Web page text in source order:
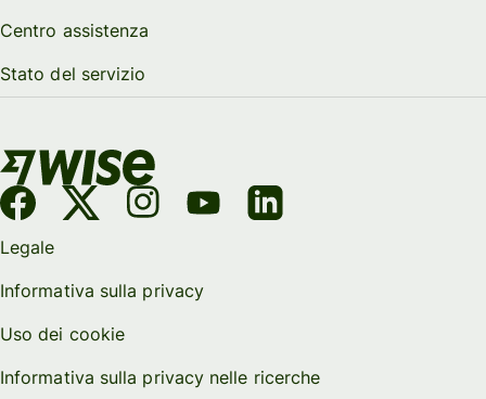
Centro assistenza
Stato del servizio
Legale
Informativa sulla privacy
Uso dei cookie
Informativa sulla privacy nelle ricerche